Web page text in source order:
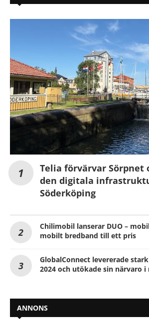
Telia förvärvar Sörpnet
den digitala
Söderköping
Chilimobil lanserar DUO –
mobilt bredband till ett pris
GlobalConnect levererade
2024 och utökade sin närvaro i
ANNONS